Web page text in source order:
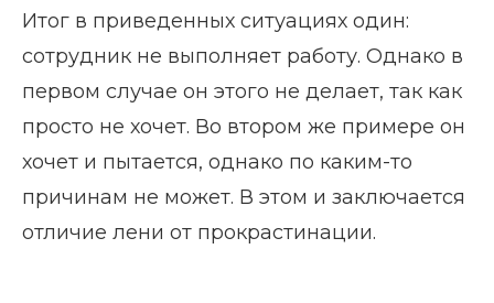
Итог в приведенных ситуациях один:
сотрудник не выполняет работу. Однако в
первом случае он этого не делает, так как
просто не хочет. Во втором же примере он
хочет и пытается, однако по каким-то
причинам не может. В этом и заключается
отличие лени от прокрастинации.